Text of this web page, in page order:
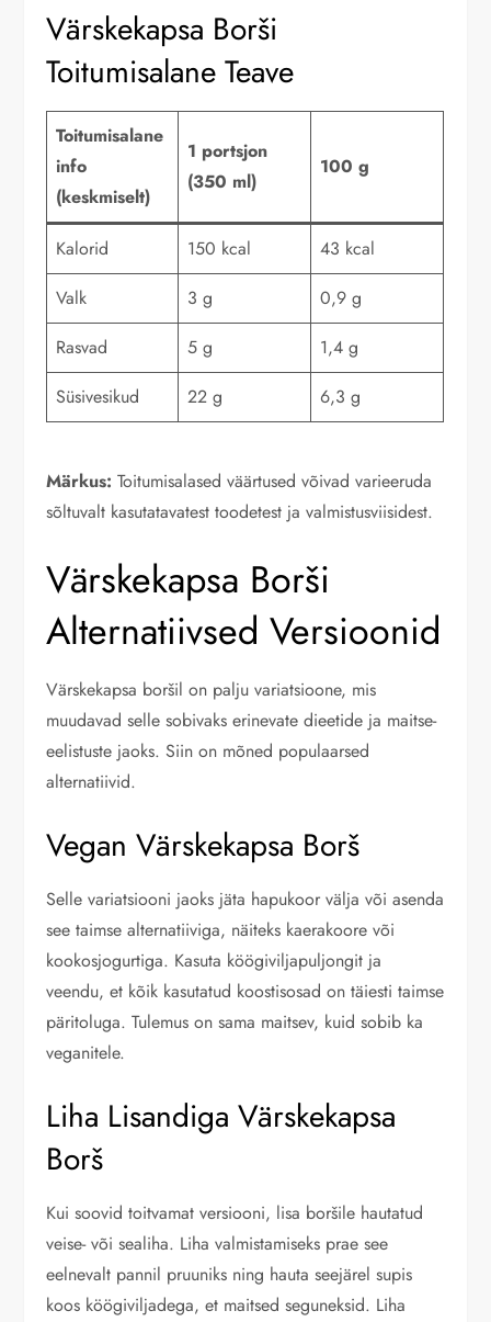
Värskekapsa Borši
Toitumisalane Teave
Toitumisalane
info
(keskmiselt)
1 portsjon
(350 ml)
100 g
Kalorid 150 kcal
43 kcal
Valk
3 g
0,9 g
Rasvad
5 g
1,4 g
Süsivesikud
22 g 6,3 g
Märkus: Toitumisalased väärtused võivad varieeruda
sõltuvalt kasutatavatest toodetest ja valmistusviisidest.
Värskekapsa Borši
Alternatiivsed Versioonid
Värskekapsa boršil on palju variatsioone, mis
muudavad selle sobivaks erinevate dieetide ja maitse-
eelistuste jaoks. Siin on mõned populaarsed
alternatiivid.
Vegan Värskekapsa Borš
Selle variatsiooni jaoks jäta hapukoor välja või asenda
see taimse alternatiiviga, näiteks kaerakoore või
kookosjogurtiga. Kasuta köögiviljapuljongit ja
veendu, et kõik kasutatud koostisosad on täiesti taimse
päritoluga. Tulemus on sama maitsev, kuid sobib ka
veganitele.
Liha Lisandiga Värskekapsa
Borš
Kui soovid toitvamat versiooni, lisa boršile hautatud
veise- või sealiha. Liha valmistamiseks prae see
eelnevalt pannil pruuniks ning hauta seejärel supis
koos köögiviljadega, et maitsed seguneksid. Liha